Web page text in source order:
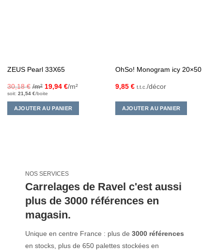
ZEUS Pearl 33X65
30,18€ /m² 19,94 €/m²
soit: 21,54 €/boite
AJOUTER AU PANIER
OhSo! Monogram icy 20×50
9,85 € t.t.c. /décor
AJOUTER AU PANIER
NOS SERVICES
Carrelages de Ravel c'est aussi
plus de 3000 références en
magasin.
Unique en centre France : plus de3000 références
en stocks, plus de 650 palettes stockées en